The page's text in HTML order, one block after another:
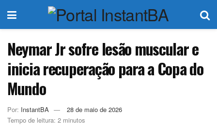
Neymar Jr sofre lesão muscular e
inicia recuperação para a Copa do
Mundo
Por: InstantBA
28 de maio de 2026
Tempo de leitura: 2 minutos